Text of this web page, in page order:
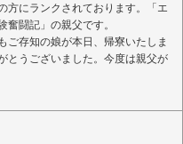
方にランクされております。「エ
奮闘記」の親父です。
ご存知の娘が本日、帰寮いたしま
とうございました。今度は親父が